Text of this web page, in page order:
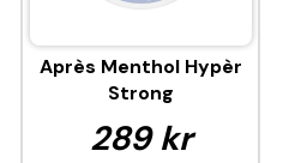
Après Menthol Hypèr
Strong
289 kr